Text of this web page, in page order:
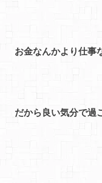
お金なんかより仕事
だから良い気分で過